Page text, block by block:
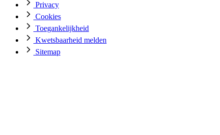
Privacy
Cookies
Toegankelijkheid
Kwetsbaarheid melden
Sitemap